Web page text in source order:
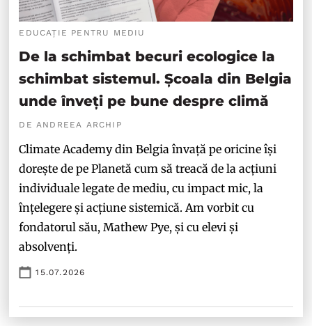
EDUCAȚIE PENTRU MEDIU
De la schimbat becuri ecologice la
schimbat sistemul. Școala din Belgia
unde înveți pe bune despre climă
DE ANDREEA ARCHIP
Climate Academy din Belgia învață pe oricine își
dorește de pe Planetă cum să treacă de la acțiuni
individuale legate de mediu, cu impact mic, la
înțelegere și acțiune sistemică. Am vorbit cu
fondatorul său, Mathew Pye, și cu elevi și
absolvenți.
15.07.2026